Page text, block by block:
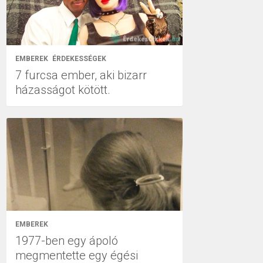
EMBEREK ÉRDEKESSÉGEK
7 furcsa ember, aki bizarr
házasságot kötött.
EMBEREK
1977-ben egy ápoló
megmentette egy égési